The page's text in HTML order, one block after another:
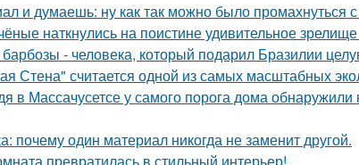
и думаешь: ну как так можно было промахнуться
наткнулись на поистине удивительное
- человека, который подарил Бразилии
Стена" считается одной из самых масштабных
в Массачусетсе у самого порога дома обнаружили
почему один материал никогда не заменит другой.